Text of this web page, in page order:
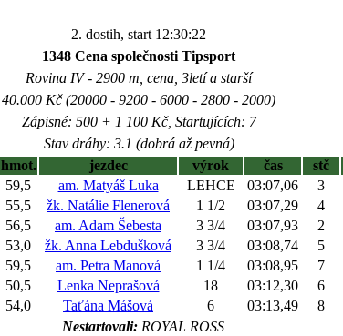
2. dostih, start 12:30:22
1348 Cena společnosti Tipsport
Rovina IV - 2900 m, cena, 3letí a starší
40.000 Kč (20000 - 9200 - 6000 - 2800 - 2000)
Zápisné: 500 + 1 100 Kč, Startujících: 7
Stav dráhy: 3.1 (dobrá až pevná)
hmot. jezdec výrok čas stč
59,5 am. Matyáš Luka LEHCE 03:07,06 3
55,5 žk. Natálie Flenerová 1 1/2 03:07,29 4
56,5 am. Adam Šebesta 3 3/4 03:07,93 2
53,0 žk. Anna Lebdušková 3 3/4 03:08,74 5
59,5 am. Petra Manová 1 1/4 03:08,95 7
50,5 Lenka Neprašová 18 03:12,30 6
54,0 Taťána Mášová 6 03:13,49 8
Nestartovali: ROYAL ROSS